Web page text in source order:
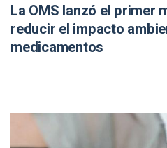
La OMS lanzó el primer
reducir el impacto
medicamentos